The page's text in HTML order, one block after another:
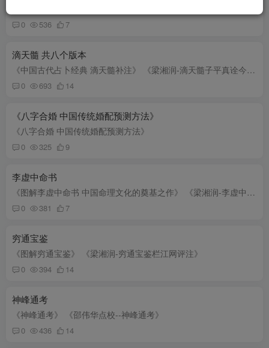
0 536 7
滴天髓 共八个版本
《中国古代占卜经典 滴天髓补注》 《梁湘润-滴天髓子平真诠今注》 《滴天髓征义》 《滴天髓禅微 最新编注白话全译》 《滴天髓补注》 《滴天髓》 《图解古代天人学 滴天聽 下部 吉凶论断 任铁樵...
0 693 14
《八字合婚 中国传统婚配预测方法》
《八字合婚 中国传统婚配预测方法》
0 325 9
李虚中命书
《图解李虚中命书 中国命理文化的奠基之作》 《梁湘润-李虚中命书》
0 381 7
穷通宝鉴
《图解穷通宝鉴》 《梁湘润-穷通宝鉴栏江网评注》
0 394 14
神峰通考
《神峰通考》 《邵伟华点校--神峰通考》
0 436 14